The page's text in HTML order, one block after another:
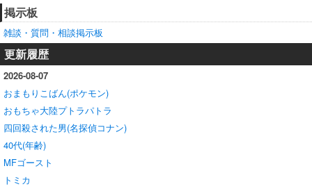
掲示板
雑談・質問・相談掲示板
更新履歴
2026-08-07
おまもりこばん(ポケモン)
おもちゃ大陸プトラパトラ
四回殺された男(名探偵コナン)
40代(年齢)
MFゴースト
トミカ